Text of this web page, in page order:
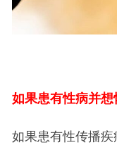
如果患有性病并想
如果患有性传播